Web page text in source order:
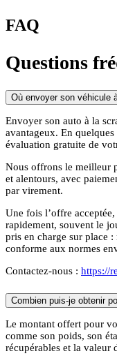
FAQ
Questions
Où envoyer son véhicule
Envoyer son auto à la
avantageux. En
évaluation gratuite de
Nous offrons le meilleur
et alentours, avec
par virement.
Une fois l’offre
rapidement, souvent le
pris en charge sur place
conforme aux normes
Contactez-nous : https://
Combien puis-je obtenir
Le montant offert pour
comme son poids, son
récupérables et la valeur